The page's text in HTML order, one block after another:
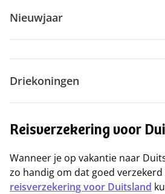
Nieuwjaar
Driekoningen
Reisverzekering voor
Wanneer je op vakantie naar
zo handig om dat goed
reisverzekering voor Duitsland